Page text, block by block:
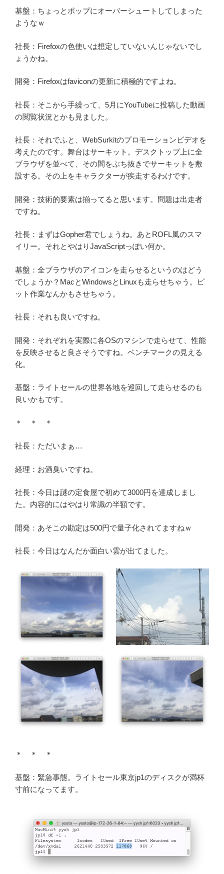
基盤：ちょっとポップにオーバーシュートしてしまった
ようなｗ
社長：Firefoxの色使いは想定していないんじゃないでし
ょうかね。
開発：Firefoxはfaviconの更新に積極的ですよね。
社長：そこから手繰って、5月にYouTubeに投稿した動画
の閲覧状況とかも見ました。
社長：それでふと、WebSurkitのプロモーションビデオを
考えたのです。舞台はサーキット。デスクトップ上に全
ブラウザを並べて、その間をぶち抜きでサーキットを敷
設する。その上をキャラクターが疾走するわけです。
開発：技術的要素は揃ってると思います。問題は出走者
ですね。
社長：まずはGopher君でしょうね。あとROFL風のスマ
イリー。それとやはりJavaScriptっぽい何か。
基盤：全ブラウザのアイコンを走らせるというのはどう
でしょうか？MacとWindowsとLinuxも走らせちゃう。ピ
ット作業なんかもさせちゃう。
社長：それも良いですね。
開発：それぞれを実際に各OSのマシンで走らせて、性能
を反映させると良さそうですね。ベンチマークの見える
化。
基盤：ライトセールの世界各地を巡回して走らせるのも
良いかもです。
＊ ＊ ＊
社長：ただいまぁ…
経理：お酒臭いですね。
社長：今日は謎の定食屋で初めて3000円を達成しまし
た。内容的にはやはり常識の半額です。
開発：あそこの勘定は500円で量子化されてますねｗ
社長：今日はなんだか面白い雲が出てました。
＊ ＊ ＊
基盤：緊急事態。ライトセール東京jp1のディスクが満杯
寸前になってます。